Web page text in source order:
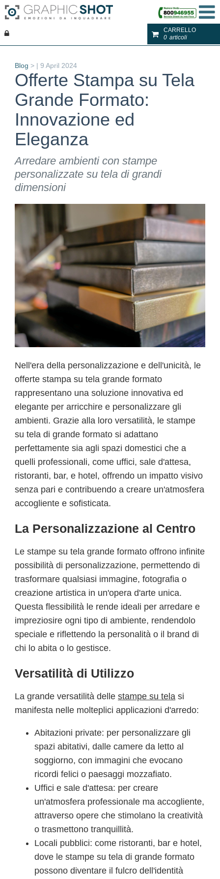
CARRELLO
0 articoli
Blog > | 9 April 2024
Offerte Stampa su Tela
Grande Formato:
Innovazione ed
Eleganza
Arredare ambienti con stampe
personalizzate su tela di grandi
dimensioni
Nell'era della personalizzazione e dell'unicità, le
offerte stampa su tela grande formato
rappresentano una soluzione innovativa ed
elegante per arricchire e personalizzare gli
ambienti. Grazie alla loro versatilità, le stampe
su tela di grande formato si adattano
perfettamente sia agli spazi domestici che a
quelli professionali, come uffici, sale d'attesa,
ristoranti, bar, e hotel, offrendo un impatto visivo
senza pari e contribuendo a creare un'atmosfera
accogliente e sofisticata.
La Personalizzazione al Centro
Le stampe su tela grande formato offrono infinite
possibilità di personalizzazione, permettendo di
trasformare qualsiasi immagine, fotografia o
creazione artistica in un'opera d'arte unica.
Questa flessibilità le rende ideali per arredare e
impreziosire ogni tipo di ambiente, rendendolo
speciale e riflettendo la personalità o il brand di
chi lo abita o lo gestisce.
Versatilità di Utilizzo
La grande versatilità delle stampe su tela si
manifesta nelle molteplici applicazioni d'arredo:
Abitazioni private: per personalizzare gli
spazi abitativi, dalle camere da letto al
soggiorno, con immagini che evocano
ricordi felici o paesaggi mozzafiato.
Uffici e sale d'attesa: per creare
un'atmosfera professionale ma accogliente,
attraverso opere che stimolano la creatività
o trasmettono tranquillità.
Locali pubblici: come ristoranti, bar e hotel,
dove le stampe su tela di grande formato
possono diventare il fulcro dell'identità